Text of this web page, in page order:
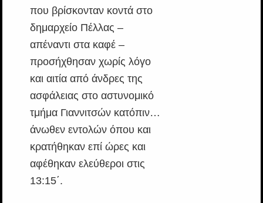
που βρίσκονταν κοντά στο
δημαρχείο Πέλλας –
απέναντι στα καφέ –
προσήχθησαν χωρίς λόγο
και αιτία από άνδρες της
ασφάλειας στο αστυνομικό
τμήμα Γιαννιτσών κατόπιν…
άνωθεν εντολών όπου και
κρατήθηκαν επί ώρες και
αφέθηκαν ελεύθεροι στις
13:15΄.